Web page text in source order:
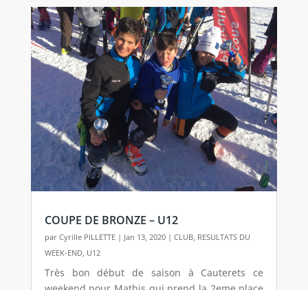
COUPE DE BRONZE – U12
par Cyrille PILLETTE| Jan 13, 2020| CLUB, RESULTATS DU
WEEK-END, U12
Très bon début de saison à Cauterets ce